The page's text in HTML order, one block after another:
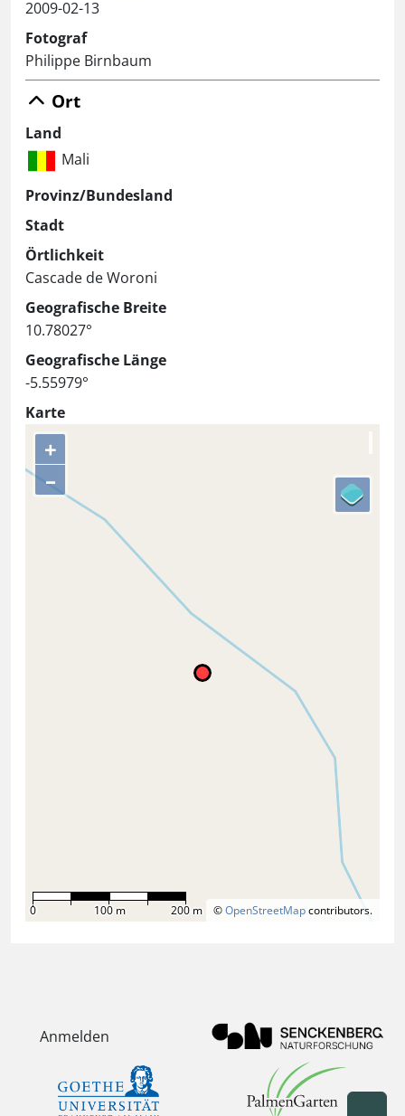
2009-02-13
Fotograf
Philippe Birnbaum
Ort
Land
Mali
Provinz/Bundesland
Stadt
Örtlichkeit
Cascade de Woroni
Geografische Breite
10.78027°
Geografische Länge
-5.55979°
Karte
+
–
©OpenStreetMapcontributors.
0 100 m 200 m
Anmelden